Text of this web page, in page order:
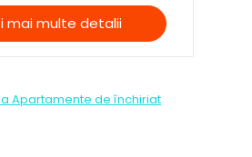
mai multe detalii
Apartamente de închiriat